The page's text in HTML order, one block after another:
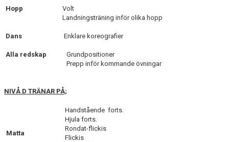
Hopp
Volt
Landningsträning inför olika hopp
Dans Enklare koreografier
Alla redskap
Grundpositioner
Prepp inför kommande övningar
NIVÅ D TRÄNAR PÅ;
Matta
Handstående forts.
Hjula forts.
Rondat-flickis
Flickis